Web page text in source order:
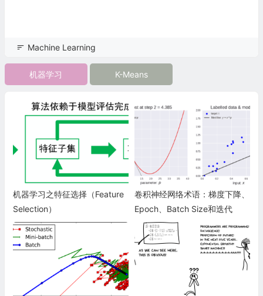
Machine Learning
机器学习 K-Means
机器学习之特征选择（Feature
Selection）
卷积神经网络术语：梯度下降、
Epoch、Batch Size和迭代